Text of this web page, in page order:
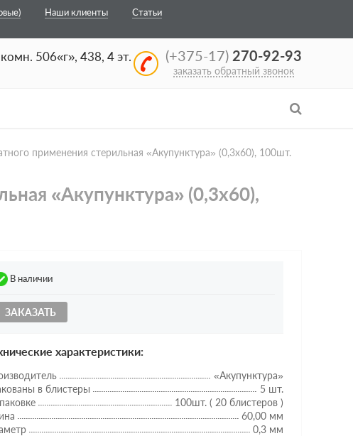
Наши клиенты
Статьи
506«г», 438, 4 эт. (+375-17) 270-92-93
заказать обратный звонок
применения стерильная «Акупунктура» (0,3х60), 100шт.
«Акупунктура» (0,3х60),
В наличии
ЗАКАЗАТЬ
характеристики:
«Акупунктура»
в блистеры
5 шт.
100шт. ( 20 блистеров )
60,00 мм
0,3 мм